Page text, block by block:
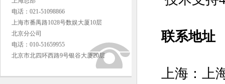
电话：021-51098866
上海市番禺路1028号数娱大厦10层
北京分公司
电话：010-51659955
北京市北四环西路9号银谷大厦20层
联系地址
上海：上